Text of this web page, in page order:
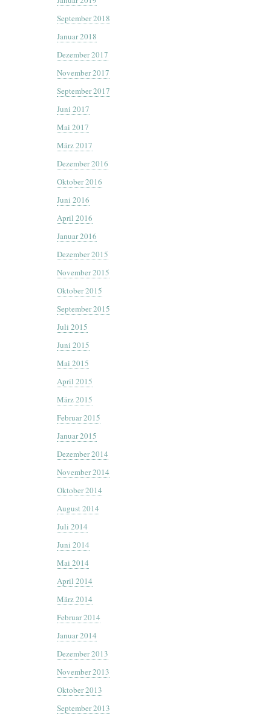
September 2018
Januar 2018
Dezember 2017
November 2017
September 2017
Juni 2017
Mai 2017
März 2017
Dezember 2016
Oktober 2016
Juni 2016
April 2016
Januar 2016
Dezember 2015
November 2015
Oktober 2015
September 2015
Juli 2015
Juni 2015
Mai 2015
April 2015
März 2015
Februar 2015
Januar 2015
Dezember 2014
November 2014
Oktober 2014
August 2014
Juli 2014
Juni 2014
Mai 2014
April 2014
März 2014
Februar 2014
Januar 2014
Dezember 2013
November 2013
Oktober 2013
September 2013